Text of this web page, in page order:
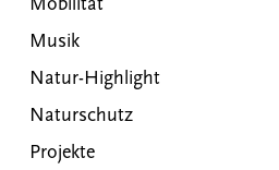
Mobilität
Musik
Natur-Highlight
Naturschutz
Projekte